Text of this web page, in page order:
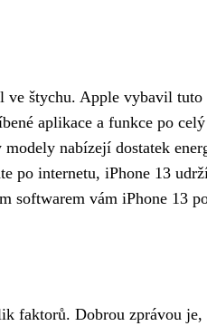
ve štychu. Apple vybavil
aplikace a funkce po
modely nabízejí dostatek
po internetu, iPhone 13
softwarem vám iPhone 13
faktorů. Dobrou zprávou